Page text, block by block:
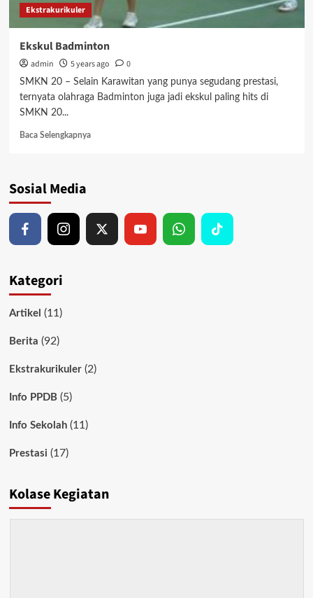
Ekstrakurikuler
Ekskul Badminton
admin 5 years ago 0
SMKN 20 – Selain Karawitan yang punya segudang prestasi,
ternyata olahraga Badminton juga jadi ekskul paling hits di
SMKN 20...
Baca SelengkapnyaRead
Sosial Media
Kategori
Artikel (11)
Berita (92)
Ekstrakurikuler(2)
Info PPDB(5)
Info Sekolah(11)
Prestasi (17)
Kolase Kegiatan